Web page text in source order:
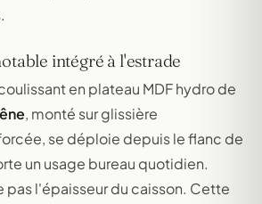
intégré à l'estrade
en plateau MDF hydro de
, monté sur glissière
se déploie depuis le flanc de
un usage bureau quotidien.
pas l'épaisseur du caisson. Cette